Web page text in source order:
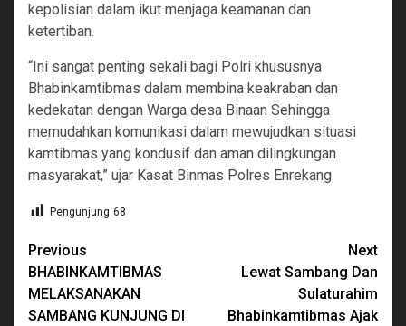
kepolisian dalam ikut menjaga keamanan dan
ketertiban.
“Ini sangat penting sekali bagi Polri khususnya
Bhabinkamtibmas dalam membina keakraban dan
kedekatan dengan Warga desa Binaan Sehingga
memudahkan komunikasi dalam mewujudkan situasi
kamtibmas yang kondusif dan aman dilingkungan
masyarakat,” ujar Kasat Binmas Polres Enrekang.
Pengunjung 68
Continue
Reading
Previous
BHABINKAMTIBMAS
MELAKSANAKAN
SAMBANG KUNJUNG DI
Next
Lewat Sambang Dan
Sulaturahim
Bhabinkamtibmas Ajak